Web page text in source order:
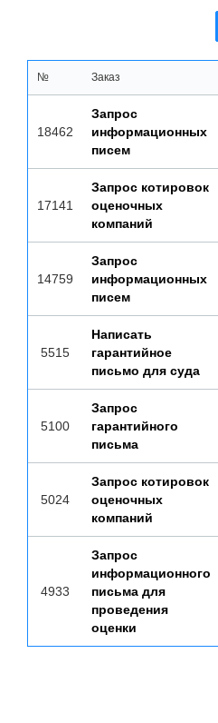
№ Заказ
18462
Запрос
информационных
писем
17141
Запрос котировок
оценочных
компаний
14759
Запрос
информационных
писем
5515
Написать
гарантийное
письмо для суда
5100
Запрос
гарантийного
письма
5024
Запрос котировок
оценочных
компаний
4933
Запрос
информационного
письма для
проведения
оценки